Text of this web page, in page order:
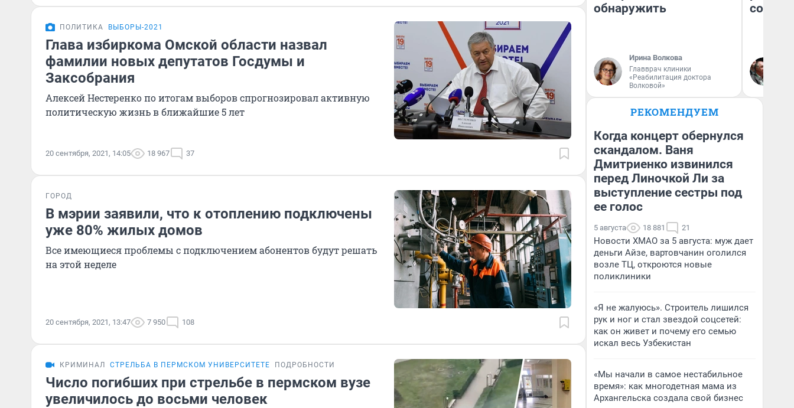
ПОЛИТИКА ВЫБОРЫ-2021
Глава избиркома Омской области назвал
фамилии новых депутатов Госдумы и
Заксобрания
Алексей Нестеренко по итогам выборов спрогнозировал активную
политическую жизнь в ближайшие 5 лет
20 сентября, 2021, 14:05 18 967 37
ГОРОД
В мэрии заявили, что к отоплению подключены
уже 80% жилых домов
Все имеющиеся проблемы с подключением абонентов будут решать
на этой неделе
20 сентября, 2021, 13:47 7 950 108
КРИМИНАЛ СТРЕЛЬБА В ПЕРМСКОМ УНИВЕРСИТЕТЕ ПОДРОБНОСТИ
Число погибших при стрельбе в пермском вузе
увеличилось до восьми человек
обнаружить
Ирина Волкова
Главврач клиники
«Реабилитация доктора
Волковой»
РЕКОМЕНДУЕМ
Когда концерт обернулся
скандалом. Ваня
Дмитриенко извинился
перед Линочкой Ли за
выступление сестры под
ее голос
5 августа 18 881 21
Новости ХМАО за 5 августа: муж дает
деньги Айзе, вартовчанин оголился
возле ТЦ, откроются новые
поликлиники
«Я не жалуюсь». Строитель лишился
рук и ног и стал звездой соцсетей:
как он живет и почему его семью
искал весь Узбекистан
«Мы начали в самое нестабильное
время»: как многодетная мама из
Архангельска создала свой бизнес